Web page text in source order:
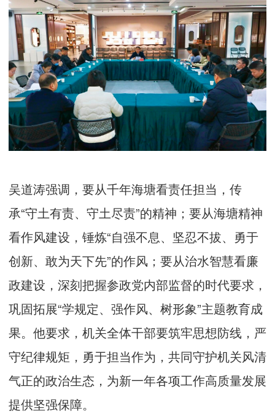
吴道涛强调，要从千年海塘看责任担当，传
承“守土有责、守土尽责”的精神；要从海塘精神
看作风建设，锤炼“自强不息、坚忍不拔、勇于
创新、敢为天下先”的作风；要从治水智慧看廉
政建设，深刻把握参政党内部监督的时代要求，
巩固拓展“学规定、强作风、树形象”主题教育成
果。他要求，机关全体干部要筑牢思想防线，严
守纪律规矩，勇于担当作为，共同守护机关风清
气正的政治生态，为新一年各项工作高质量发展
提供坚强保障。